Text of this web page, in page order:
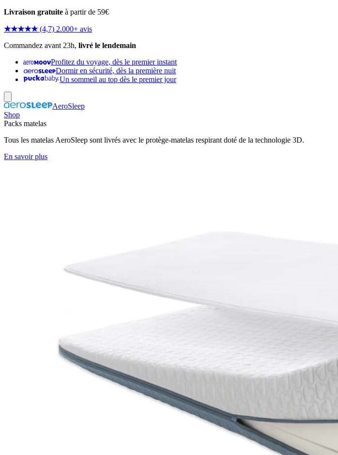
Livraison gratuite à partir de 59€
★★★★★ (4,7) 2.000+ avis
Commandez avant 23h, livré le lendemain
Profitez du voyage, dès le premier instant
Dormir en sécurité, dès la première nuit
Un sommeil au top dès le premier jour
AeroSleep
Shop
Packs matelas
Tous les matelas AeroSleep sont livrés avec le protège-matelas respirant doté de la technologie 3D.
En savoir plus